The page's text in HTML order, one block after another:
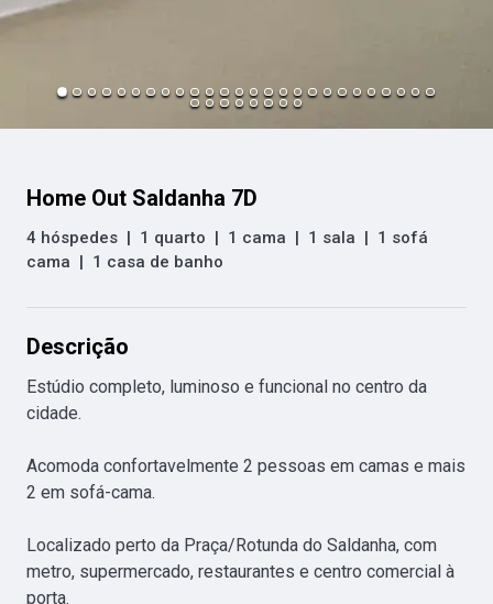
Home Out Saldanha 7D
4 hóspedes | 1 quarto | 1 cama | 1 sala | 1 sofá
cama | 1 casa de banho
Descrição
Estúdio completo, luminoso e funcional no centro da
cidade.
Acomoda confortavelmente 2 pessoas em camas e mais
2 em sofá-cama.
Localizado perto da Praça/Rotunda do Saldanha, com
metro, supermercado, restaurantes e centro comercial à
porta.